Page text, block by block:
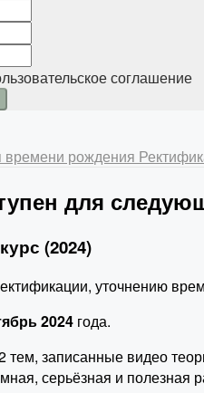
соглашение
времени рождения
для
(2024)
уточнению
2024 года.
записанные видео
серьёзная и полезная